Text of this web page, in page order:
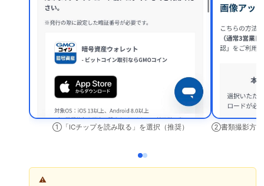
①「ICチップを読み取る」を選択（推奨） ②書類撮影方式